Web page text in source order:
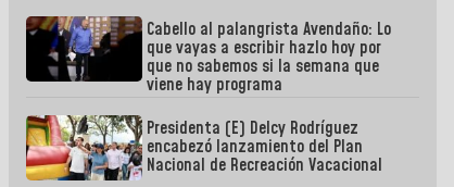
Cabello al palangrista Avendaño: Lo
que vayas a escribir hazlo hoy por
que no sabemos si la semana que
viene hay programa
Presidenta (E) Delcy Rodríguez
encabezó lanzamiento del Plan
Nacional de Recreación Vacacional